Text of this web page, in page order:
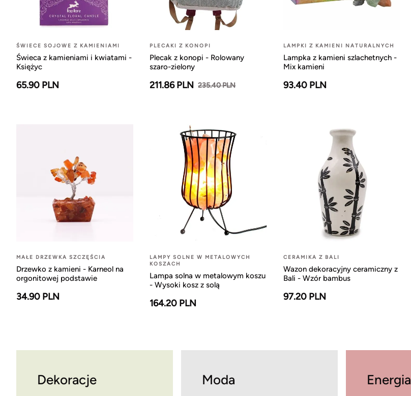
ŚWIECE SOJOWE Z KAMIENIAMI
Świeca z kamieniami i kwiatami -
Księżyc
65.90 PLN
PLECAKI Z KONOPI
Plecak z konopi - Rolowany
szaro-zielony
211.86 PLN 235.40 PLN
LAMPKI Z KAMIENI NATURALNYCH
Lampka z kamieni szlachetnych -
Mix kamieni
93.40 PLN
MAŁE DRZEWKA SZCZĘŚCIA
Drzewko z kamieni - Karneol na
orgonitowej podstawie
34.90 PLN
LAMPY SOLNE W METALOWYCH
KOSZACH
Lampa solna w metalowym koszu
- Wysoki kosz z solą
164.20 PLN
CERAMIKA Z BALI
Wazon dekoracyjny ceramiczny z
Bali - Wzór bambus
97.20 PLN
Dekoracje Moda Energia